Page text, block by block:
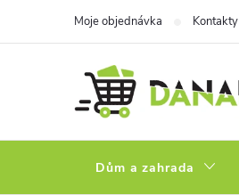
Moje objednávka Kontakty
Dům a zahrada